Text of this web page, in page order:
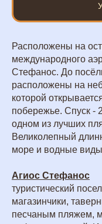
Расположены на
международного
Стефанос. До
расположены на
которой
побережье. Спуск -
одном из лучших
Великолепный
море и водные виды
Aгиос Стефанос
туристический
магазинчики,
песчаным пляжем,